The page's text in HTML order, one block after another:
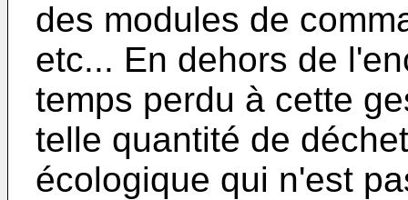
des modules de
etc... En dehors de
temps perdu à cette
telle quantité de
écologique qui n'est